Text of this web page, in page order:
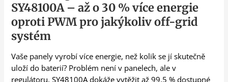
SY48100A – až o 30 % více energie
oproti PWM pro jakýkoliv off-grid
systém
Vaše panely vyrobí více energie, než kolik se jí skutečně
uloží do baterií? Problém není v panelech, ale v
regulátoru. SY48100A dokáže vytěžit až 99,5 % dostupné